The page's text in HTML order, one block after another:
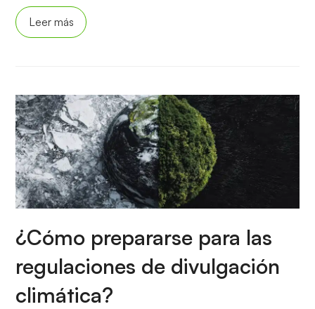
Leer más
¿Cómo prepararse para las
regulaciones de divulgación
climática?